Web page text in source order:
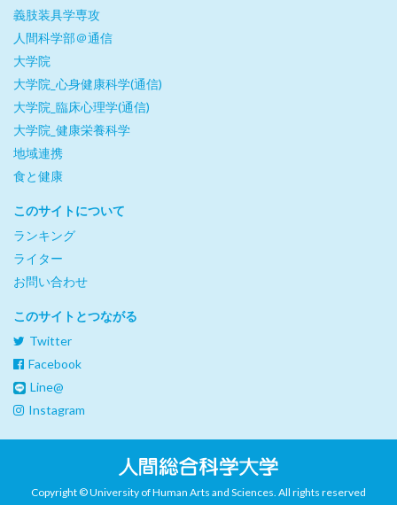
義肢装具学専攻
人間科学部＠通信
大学院
大学院_心身健康科学(通信)
大学院_臨床心理学(通信)
大学院_健康栄養科学
地域連携
食と健康
このサイトについて
ランキング
ライター
お問い合わせ
このサイトとつながる
Twitter
Facebook
Line@
Instagram
Copyright © University of Human Arts and Sciences. All rights reserved